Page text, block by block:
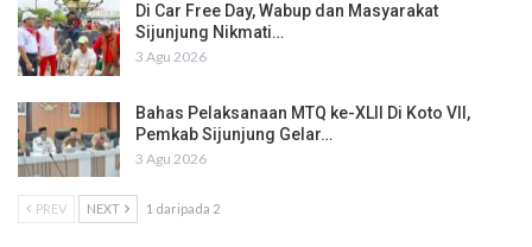
Di Car Free Day, Wabup dan Masyarakat
Sijunjung Nikmati…
3 Agu 2026
Bahas Pelaksanaan MTQ ke-XLII Di Koto VII,
Pemkab Sijunjung Gelar…
3 Agu 2026
PREV NEXT 1 daripada 2